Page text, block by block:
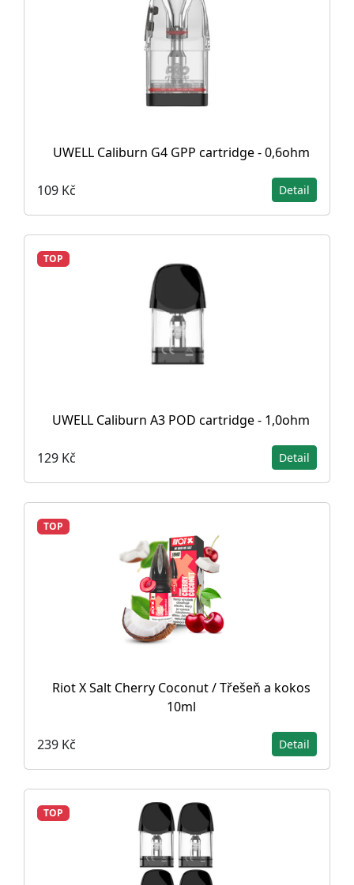
UWELL Caliburn G4 GPP cartridge - 0,6ohm
109 Kč Detail
TOP
UWELL Caliburn A3 POD cartridge - 1,0ohm
129 Kč Detail
TOP
Riot X Salt Cherry Coconut / Třešeň a kokos
10ml
239 Kč Detail
TOP